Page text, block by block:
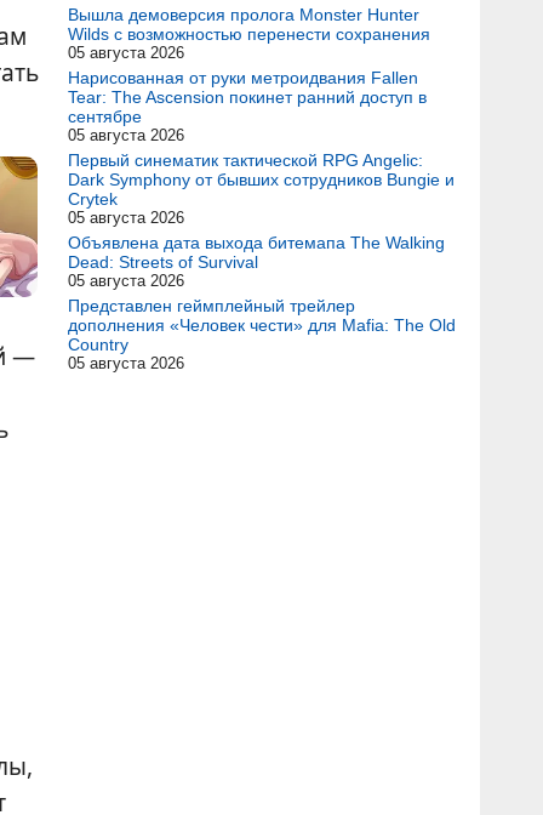
—
Вышла демоверсия пролога Monster Hunter
Wilds с возможностью перенести сохранения
05 августа 2026
Нарисованная от руки метроидвания Fallen
Tear: The Ascension покинет ранний доступ в
сентябре
05 августа 2026
Первый синематик тактической RPG Angelic:
Dark Symphony от бывших сотрудников Bungie и
Crytek
05 августа 2026
Объявлена дата выхода битемапа The Walking
Dead: Streets of Survival
05 августа 2026
Представлен геймплейный трейлер
дополнения «Человек чести» для Mafia: The Old
Country
05 августа 2026